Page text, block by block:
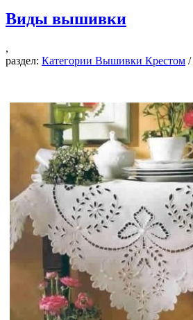
Виды вышивки
,
раздел: Категории Вышивки Крестом /